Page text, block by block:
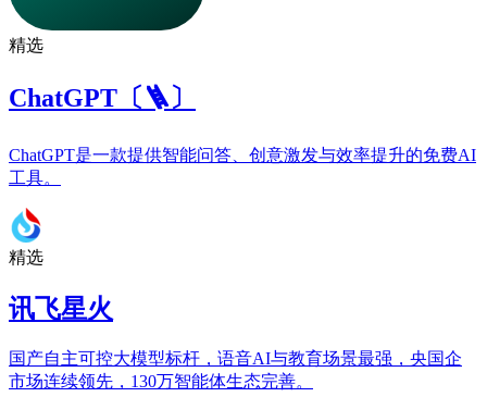
精选
ChatGPT〔🪜〕
ChatGPT是一款提供智能问答、创意激发与效率提升的免费AI
工具。
精选
讯飞星火
国产自主可控大模型标杆，语音AI与教育场景最强，央国企
市场连续领先，130万智能体生态完善。